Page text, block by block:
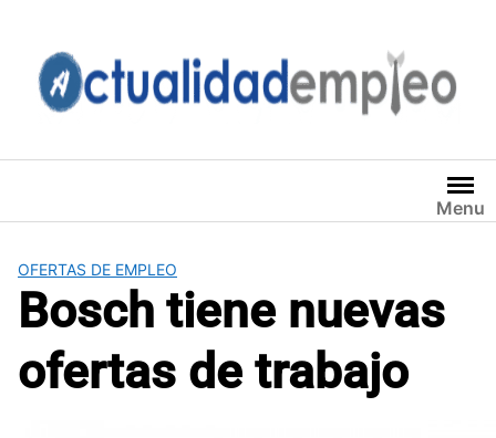
contenido
Menu
OFERTAS DE EMPLEO
Bosch tiene nuevas
ofertas de trabajo